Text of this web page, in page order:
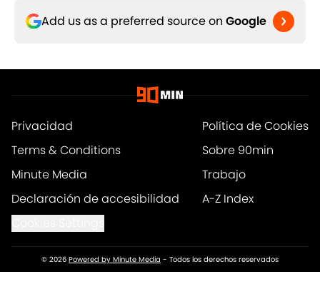
Add us as a preferred source on Google
Privacidad
Política de Cookies
Terms & Conditions
Sobre 90min
Minute Media
Trabajo
Declaración de accesibilidad
A-Z Index
© 2026 Powered by Minute Media - Todos los derechos reservados